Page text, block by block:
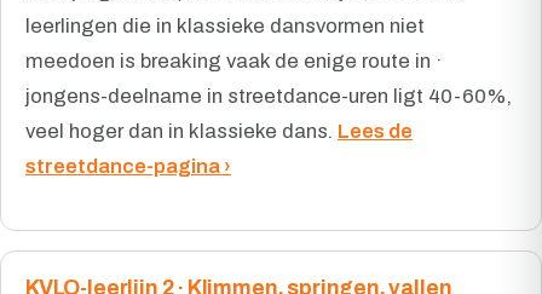
leerlingen die in klassieke dansvormen niet
meedoen is breaking vaak de enige route in ·
jongens-deelname in streetdance-uren ligt 40-60%,
veel hoger dan in klassieke dans. Lees de
streetdance-pagina ›
KVLO-leerlijn 2 · Klimmen, springen, vallen